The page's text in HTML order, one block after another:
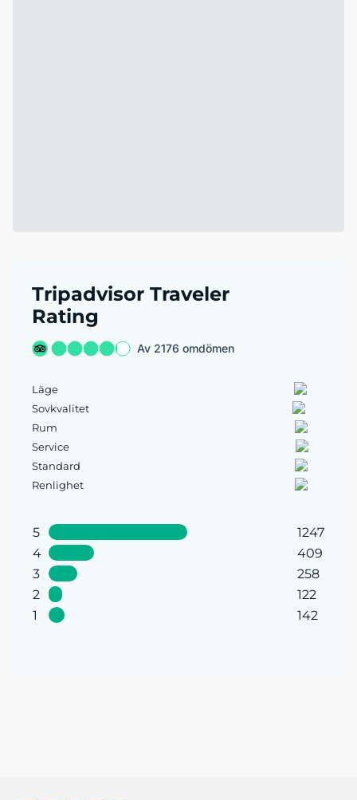
Tripadvisor Traveler
Rating
Av 2176 omdömen
Läge
Sovkvalitet
Rum
Service
Standard
Renlighet
5
1247
4
409
3
258
2
122
1
142